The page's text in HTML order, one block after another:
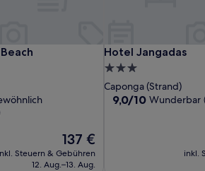
Der
Preis
beträgt
137 €
Steuern & Gebühren
12. Aug.–13. Aug.
Hotel Jangadas
Hotel Jangadas
3.0-
Sterne-
Unterkunft
Caponga (Strand)
9.0
9,0/10 Wunderbar
inkl.